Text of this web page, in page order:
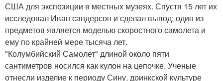
США для экспозиции в местных музеях. Спустя 15 лет их
исследовал Иван сандерсон и сделал вывод: один из
предметов является моделью скоростного самолета и
ему по крайней мере тысяча лет.
"Колумбийский Самолет" длиной около пяти
сантиметров носился как кулон на цепочке. Ученые
отнесли изделие к периоду Сину, доинкской культуре